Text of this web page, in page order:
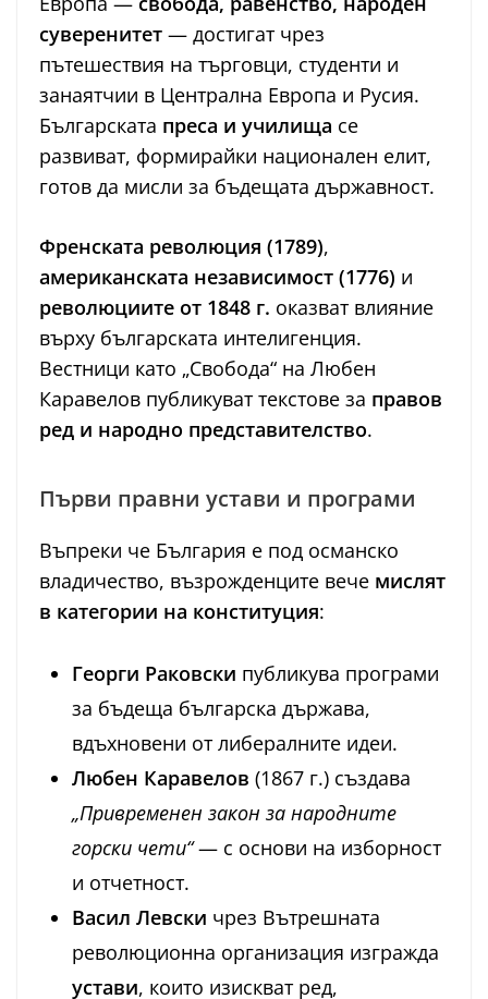
суверенитет — достигат чрез
пътешествия на търговци, студенти и
занаятчии в Централна Европа и Русия.
Българската преса и училища се
развиват, формирайки национален елит,
готов да мисли за бъдещата държавност.
Френската революция (1789),
американската независимост (1776) и
революциите от 1848 г. оказват влияние
върху българската интелигенция.
Вестници като „Свобода“ на Любен
Каравелов публикуват текстове за правов
ред и народно представителство.
Първи правни устави и програми
Въпреки че България е под османско
владичество, възрожденците вече мислят
в категории на конституция:
Георги Раковски публикува програми
за бъдеща българска държава,
вдъхновени от либералните идеи.
Любен Каравелов (1867 г.) създава
„Привременен закон за народните
горски чети“— с основи на изборност
и отчетност.
Васил Левски чрез Вътрешната
революционна организация изгражда
устави, които изискват ред,